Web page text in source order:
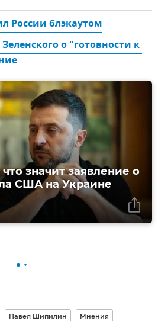
России блэкаутом
о "готовности к
значит заявление о
США на Украине
Павел Шипилин Мнения